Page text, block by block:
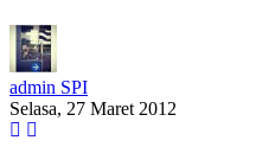
admin SPI
Selasa, 27 Maret 2012